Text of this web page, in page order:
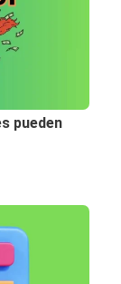
pueden